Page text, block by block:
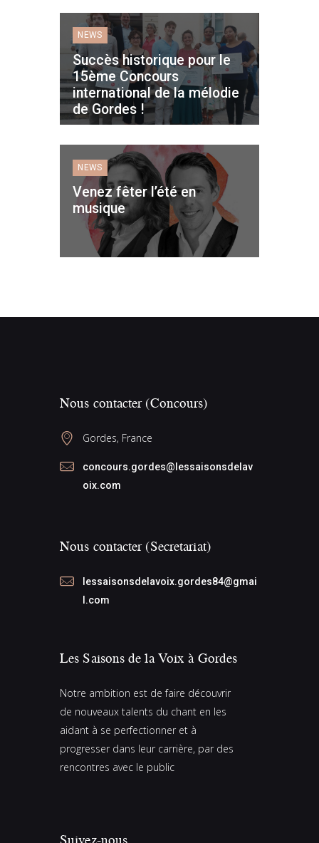
NEWS
Succès historique pour le
15ème Concours
international de la mélodie
de Gordes !
NEWS
Venez fêter l’été en
musique
Nous contacter (Concours)
Gordes, France
concours.gordes@lessaisonsdelav
oix.com
Nous contacter (Secretariat)
lessaisonsdelavoix.gordes84@gmai
l.com
Les Saisons de la Voix à Gordes
Notre ambition est de faire découvrir
de nouveaux talents du chant en les
aidant à se perfectionner et à
progresser dans leur carrière, par des
rencontres avec le public